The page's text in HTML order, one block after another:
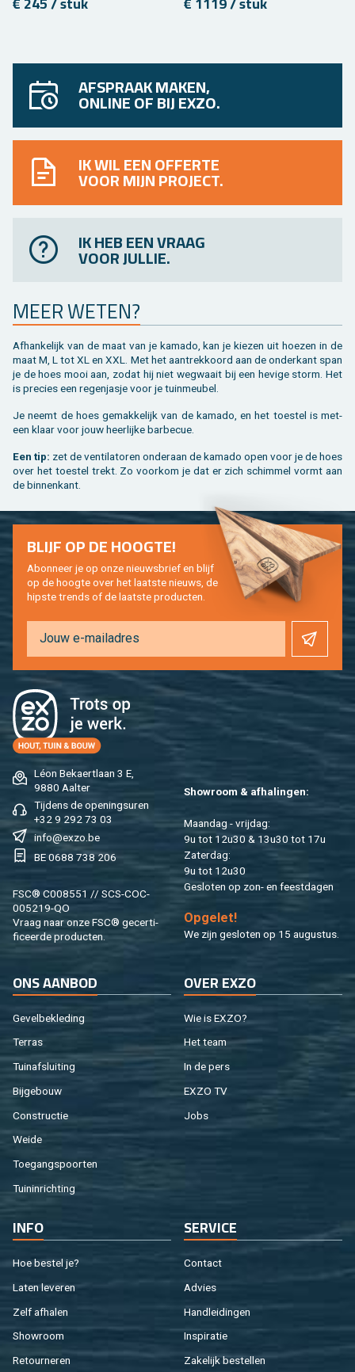
AFSPRAAK MAKEN,
ONLINE OF BIJ EXZO.
IK WIL EEN OFFERTE
VOOR MIJN PROJECT.
IK HEB EEN VRAAG
VOOR JULLIE.
MEER WETEN?
Af­han­ke­lijk van de maat van je ka­ma­do, kan je kie­zen uit hoe­zen in de
maat M, L tot XL en XXL. Met het aan­trek­koord aan de on­der­kant span
je de hoes mooi aan, zodat hij niet weg­waait bij een he­vi­ge storm. Het
is pre­cies een re­gen­jas­je voor je tuin­meu­bel.
Je neemt de hoes ge­mak­ke­lijk van de ka­ma­do, en het toe­stel is met­
een klaar voor jouw heer­lij­ke bar­be­cue.
Een tip: zet de ven­ti­la­to­ren on­der­aan de ka­ma­do open voor je de hoes
over het toe­stel trekt. Zo voor­kom je dat er zich schim­mel vormt aan
de bin­nen­kant.
Léon Be­kaert­laan 3 E,
9880 Aal­ter
Tij­dens de ope­nings­uren
+32 9 292 73 03
info@​exzo.​be
BE 0688 738 206
FSC® C008551 // SCS-COC-
005219-QO
Vraag naar onze FSC® ge­cer­ti­
fi­ceer­de pro­duc­ten.
Show­room & af­ha­lin­gen:
Maan­dag - vrij­dag:
9u tot 12u30 & 13u30 tot 17u
Za­ter­dag:
9u tot 12u30
Ge­slo­ten op zon- en feest­da­gen
Op­ge­let!
We zijn ge­slo­ten op 15 au­gus­tus.
BLIJF OP DE HOOG­TE!
Abon­neer je op onze nieuws­brief en blijf
op de hoog­te over het laat­ste nieuws, de
hip­s­te trends of de laat­ste pro­duc­ten.
ONS AAN­BOD
Ge­vel­be­kle­ding
Ter­ras
Tuin­af­slui­ting
Bij­ge­bouw
Con­struc­tie
Weide
Toe­gangs­poor­ten
Tuin­in­rich­ting
OVER EXZO
Wie is EXZO?
Het team
In de pers
EXZO TV
Jobs
INFO
Hoe be­stel je?
Laten le­ve­ren
Zelf af­ha­len
Show­room
Re­tour­ne­ren
SER­VI­CE
Con­tact
Ad­vies
Hand­lei­din­gen
In­spi­ra­tie
Za­ke­lijk be­stel­len